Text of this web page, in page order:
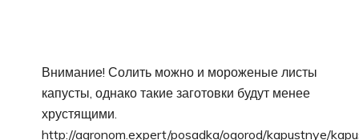
Внимание! Солить можно и мороженые листы
капусты, однако такие заготовки будут менее
хрустящими.
http://agronom.expert/posadka/ogorod/kapustnye/